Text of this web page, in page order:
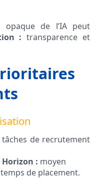
opaque de l’IA peut
: transparence et
de recrutement
Horizon : moyen
de placement.